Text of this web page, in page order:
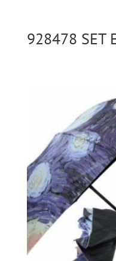
928478 SET